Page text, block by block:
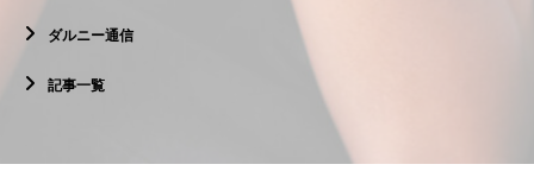
ダルニー通信
記事一覧